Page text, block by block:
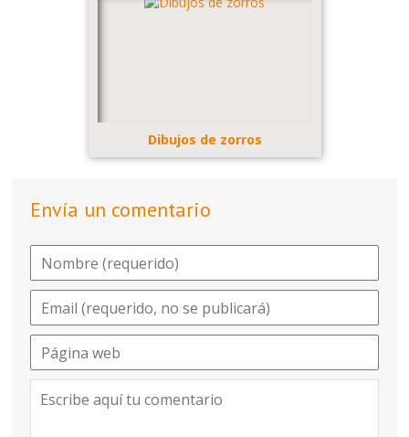
Dibujos de zorros
Envía un comentario